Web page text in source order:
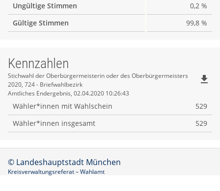
Ungültige Stimmen
0,2 %
Gültige Stimmen
99,8 %
Kennzahlen
Kennzahlen
Stichwahl der Oberbürgermeisterin oder des Oberbürgermeisters
2020, 724 - Briefwahlbezirk
Amtliches Endergebnis, 02.04.2020 10:26:43
file_download
Wähler*innen mit Wahlschein
529
Wähler*innen insgesamt
529
© Landeshauptstadt München
Kreisverwaltungsreferat – Wahlamt